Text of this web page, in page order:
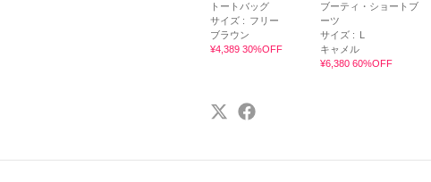
トートバッグ
サイズ : フリー
ブラウン
¥4,389 30%OFF
ブーティ・ショートブ
ーツ
サイズ : L
キャメル
¥6,380 60%OFF